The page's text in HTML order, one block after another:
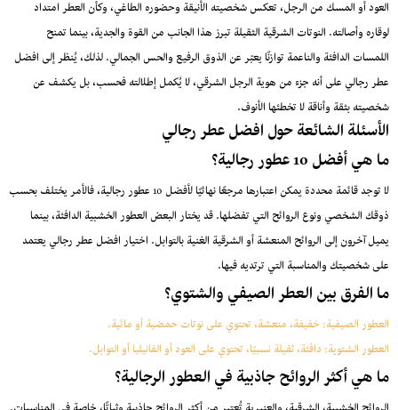
العود أو المسك من الرجل، تعكس شخصيته الأنيقة وحضوره الطاغي، وكأن العطر امتداد
لوقاره وأصالته. النوتات الشرقية الثقيلة تبرز هذا الجانب من القوة والجدية، بينما تمنح
اللمسات الدافئة والناعمة توازنًا يعبّر عن الذوق الرفيع والحس الجمالي. لذلك، يُنظر إلى افضل
عطر رجالي على أنه جزء من هوية الرجل الشرقي، لا يُكمل إطلالته فحسب، بل يكشف عن
شخصيته بثقة وأناقة لا تخطئها الأنوف.
الأسئلة الشائعة حول افضل عطر رجالي
ما هي أفضل 10 عطور رجالية؟
لا توجد قائمة محددة يمكن اعتبارها مرجعًا نهائيًا لأفضل 10 عطور رجالية، فالأمر يختلف بحسب
ذوقك الشخصي ونوع الروائح التي تفضلها. قد يختار البعض العطور الخشبية الدافئة، بينما
يميل آخرون إلى الروائح المنعشة أو الشرقية الغنية بالتوابل. اختيار افضل عطر رجالي يعتمد
على شخصيتك والمناسبة التي ترتديه فيها.
ما الفرق بين العطر الصيفي والشتوي؟
العطور الصيفية: خفيفة، منعشة، تحتوي على نوتات حمضية أو مائية.
العطور الشتوية: دافئة، ثقيلة نسبيًا، تحتوي على العود أو الفانيليا أو التوابل.
ما هي أكثر الروائح جاذبية في العطور الرجالية؟